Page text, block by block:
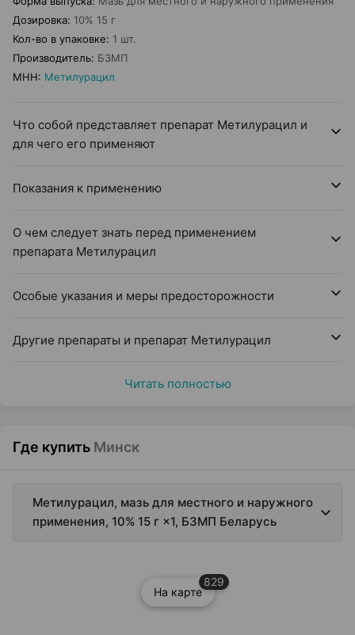
Дозировка: 10% 15 г
Кол-во в упаковке: 1 шт.
Производитель: БЗМП
МНН: Метилурацил
Что собой представляет препарат Метилурацил и
для чего его применяют
Показания к применению
О чем следует знать перед применением
препарата Метилурацил
Особые указания и меры предосторожности
Другие препараты и препарат Метилурацил
Читать полностью
Где купить Минск
Метилурацил, мазь для местного и наружного
применения, 10% 15 г ×1, БЗМП Беларусь
На карте
829